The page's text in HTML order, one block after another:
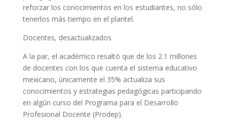
reforzar los conocimientos en los estudiantes, no sólo
tenerlos más tiempo en el plantel.
Docentes, desactualizados
A la par, el académico resaltó que de los 2.1 millones
de docentes con los que cuenta el sistema educativo
mexicano, únicamente el 35% actualiza sus
conocimientos y estrategias pedagógicas participando
en algún curso del Programa para el Desarrollo
Profesional Docente (Prodep).